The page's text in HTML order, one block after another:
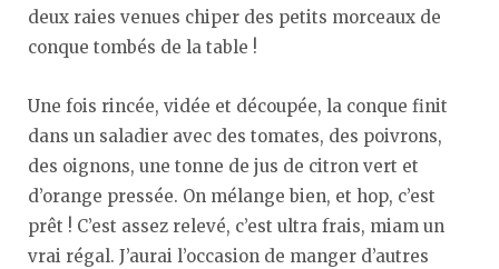
deux raies venues chiper des petits morceaux de
conque tombés de la table !
Une fois rincée, vidée et découpée, la conque finit
dans un saladier avec des tomates, des poivrons,
des oignons, une tonne de jus de citron vert et
d’orange pressée. On mélange bien, et hop, c’est
prêt ! C’est assez relevé, c’est ultra frais, miam un
vrai régal. J’aurai l’occasion de manger d’autres